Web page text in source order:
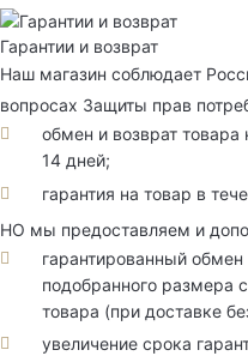
Гарантии и возврат
Наш магазин соблюдает
вопросах Защиты прав
обмен и возврат
14 дней;
гарантия на товар в
НО мы предоставляем и
гарантированный
подобранного размера
товара (при доставке
увеличение срока